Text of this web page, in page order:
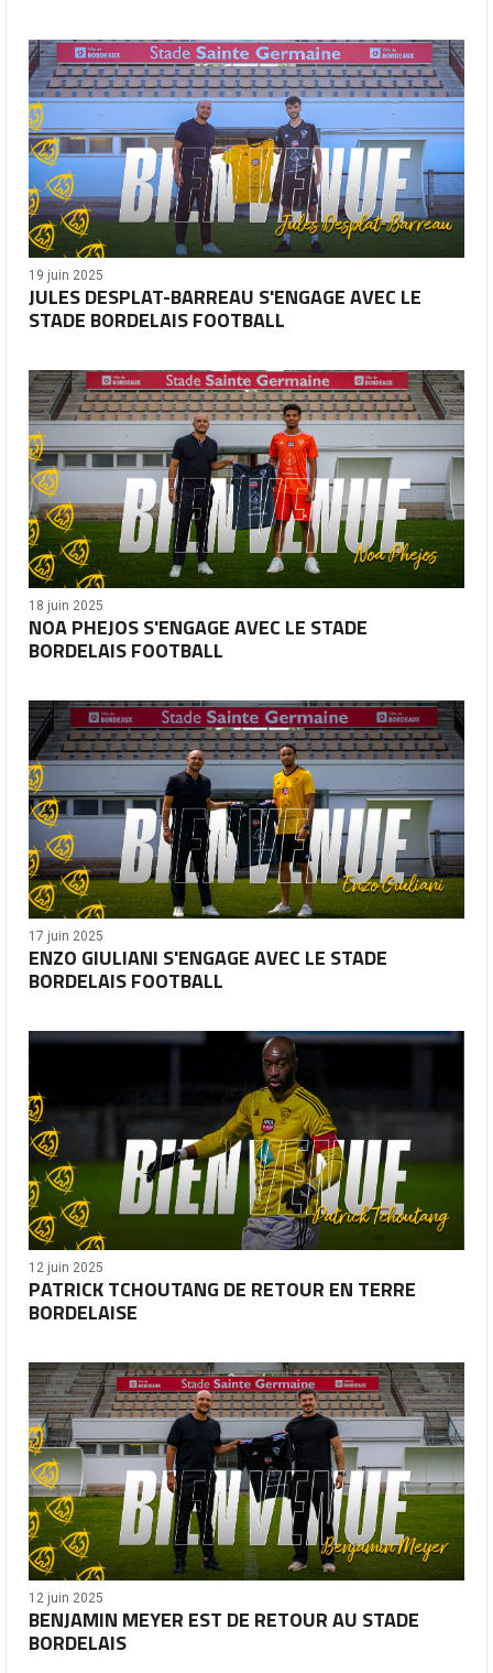
19 juin 2025
JULES DESPLAT-BARREAU S'ENGAGE AVEC LE
STADE BORDELAIS FOOTBALL
18 juin 2025
NOA PHEJOS S'ENGAGE AVEC LE STADE
BORDELAIS FOOTBALL
17 juin 2025
ENZO GIULIANI S'ENGAGE AVEC LE STADE
BORDELAIS FOOTBALL
12 juin 2025
PATRICK TCHOUTANG DE RETOUR EN TERRE
BORDELAISE
12 juin 2025
BENJAMIN MEYER EST DE RETOUR AU STADE
BORDELAIS